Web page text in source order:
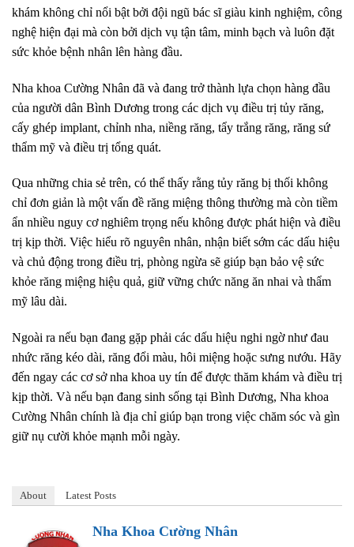
khám không chỉ nổi bật bởi đội ngũ bác sĩ giàu kinh nghiệm, công
nghệ hiện đại mà còn bởi dịch vụ tận tâm, minh bạch và luôn đặt
sức khỏe bệnh nhân lên hàng đầu.
Nha khoa Cường Nhân đã và đang trở thành lựa chọn hàng đầu
của người dân Bình Dương trong các dịch vụ điều trị tủy răng,
cấy ghép implant, chỉnh nha, niềng răng, tẩy trắng răng, răng sứ
thẩm mỹ và điều trị tổng quát.
Qua những chia sẻ trên, có thể thấy rằng tủy răng bị thối không
chỉ đơn giản là một vấn đề răng miệng thông thường mà còn tiềm
ẩn nhiều nguy cơ nghiêm trọng nếu không được phát hiện và điều
trị kịp thời. Việc hiểu rõ nguyên nhân, nhận biết sớm các dấu hiệu
và chủ động trong điều trị, phòng ngừa sẽ giúp bạn bảo vệ sức
khỏe răng miệng hiệu quả, giữ vững chức năng ăn nhai và thẩm
mỹ lâu dài.
Ngoài ra nếu bạn đang gặp phải các dấu hiệu nghi ngờ như đau
nhức răng kéo dài, răng đổi màu, hôi miệng hoặc sưng nướu. Hãy
đến ngay các cơ sở nha khoa uy tín để được thăm khám và điều trị
kịp thời. Và nếu bạn đang sinh sống tại Bình Dương, Nha khoa
Cường Nhân chính là địa chỉ giúp bạn trong việc chăm sóc và gìn
giữ nụ cười khỏe mạnh mỗi ngày.
About Latest Posts
Nha Khoa Cường Nhân